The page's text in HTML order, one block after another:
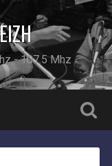
- 107.5 Mhz